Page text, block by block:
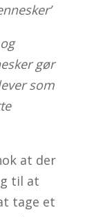
gør
som
at der
til at
tage et